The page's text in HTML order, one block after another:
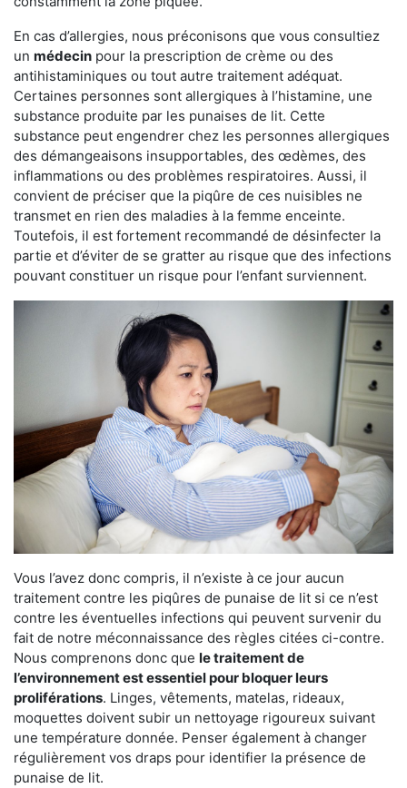
En cas d’allergies, nous préconisons que vous consultiez
un médecin pour la prescription de crème ou des
antihistaminiques ou tout autre traitement adéquat.
Certaines personnes sont allergiques à l’histamine, une
substance produite par les punaises de lit. Cette
substance peut engendrer chez les personnes allergiques
des démangeaisons insupportables, des œdèmes, des
inflammations ou des problèmes respiratoires. Aussi, il
convient de préciser que la piqûre de ces nuisibles ne
transmet en rien des maladies à la femme enceinte.
Toutefois, il est fortement recommandé de désinfecter la
partie et d’éviter de se gratter au risque que des infections
pouvant constituer un risque pour l’enfant surviennent.
Vous l’avez donc compris, il n’existe à ce jour aucun
traitement contre les piqûres de punaise de lit si ce n’est
contre les éventuelles infections qui peuvent survenir du
fait de notre méconnaissance des règles citées ci-contre.
Nous comprenons donc que le traitement de
l’environnement est essentiel pour bloquer leurs
proliférations. Linges, vêtements, matelas, rideaux,
moquettes doivent subir un nettoyage rigoureux suivant
une température donnée. Penser également à changer
régulièrement vos draps pour identifier la présence de
punaise de lit.